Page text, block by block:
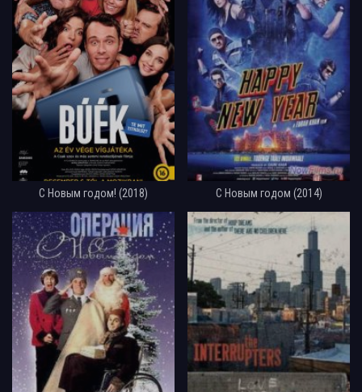
С Новым годом! (2018) С Новым годом (2014)